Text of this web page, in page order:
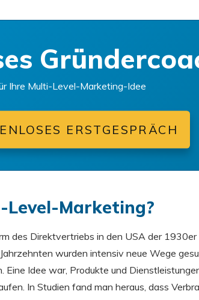
Ihre Multi-Level-Marketing-Idee
ERSTGESPRÄCH
Marketing?
des Direktvertriebs in den USA der 1930er
wurden intensiv neue Wege
Idee war, Produkte und
In Studien fand man heraus, dass